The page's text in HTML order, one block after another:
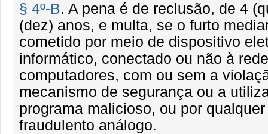
§ 4º-B. A pena é de reclusão, de 4
(dez) anos, e multa, se o furto
cometido por meio de dispositivo
informático, conectado ou não à
computadores, com ou sem a
mecanismo de segurança ou a
programa malicioso, ou por
fraudulento análogo.